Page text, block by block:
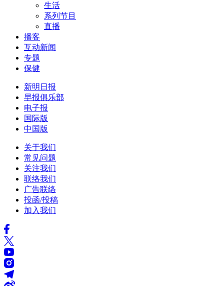
生活
系列节目
直播
播客
互动新闻
专题
保健
新明日报
早报俱乐部
电子报
国际版
中国版
关于我们
常见问题
关注我们
联络我们
广告联络
投函/投稿
加入我们